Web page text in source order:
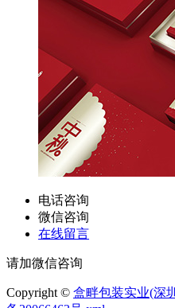
电话咨询
微信咨询
在线留言
请加微信咨询
Copyright © 盒畔包装实业(深